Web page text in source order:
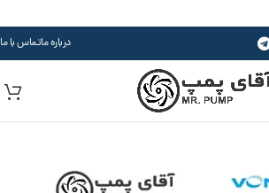
درباره ماتماس با ما